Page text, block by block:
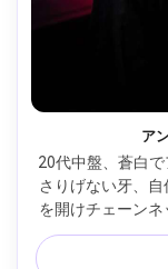
ア
20代中盤、蒼白で
さりげない牙、
を開けチェーン
ブ、赤いストロ
ルの補助光と